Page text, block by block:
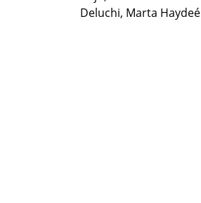
Deluchi, Marta Haydeé